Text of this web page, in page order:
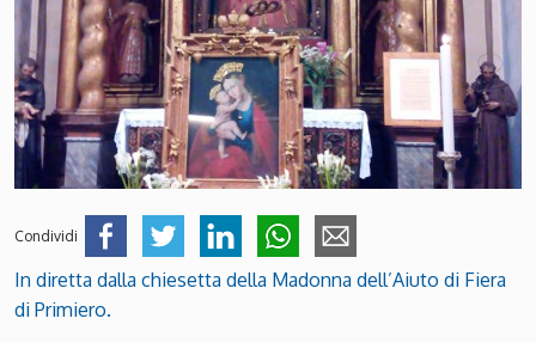
Condividi
In diretta dalla chiesetta della Madonna dell’Aiuto di Fiera
di Primiero.